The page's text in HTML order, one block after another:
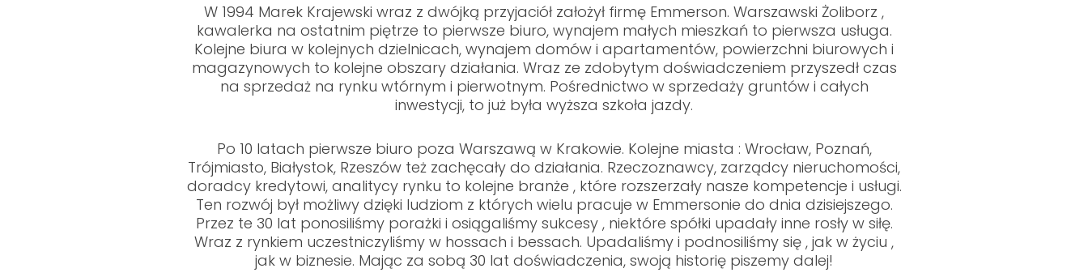
W 1994 Marek Krajewski wraz z dwójką przyjaciół założył firmę Emmerson. Warszawski Żoliborz ,
kawalerka na ostatnim piętrze to pierwsze biuro, wynajem małych mieszkań to pierwsza usługa.
Kolejne biura w kolejnych dzielnicach, wynajem domów i apartamentów, powierzchni biurowych i
magazynowych to kolejne obszary działania. Wraz ze zdobytym doświadczeniem przyszedł czas
na sprzedaż na rynku wtórnym i pierwotnym. Pośrednictwo w sprzedaży gruntów i całych
inwestycji, to już była wyższa szkoła jazdy.
Po 10 latach pierwsze biuro poza Warszawą w Krakowie. Kolejne miasta : Wrocław, Poznań,
Trójmiasto, Białystok, Rzeszów też zachęcały do działania. Rzeczoznawcy, zarządcy nieruchomości,
doradcy kredytowi, analitycy rynku to kolejne branże , które rozszerzały nasze kompetencje i usługi.
Ten rozwój był możliwy dzięki ludziom z których wielu pracuje w Emmersonie do dnia dzisiejszego.
Przez te 30 lat ponosiliśmy porażki i osiągaliśmy sukcesy , niektóre spółki upadały inne rosły w siłę.
Wraz z rynkiem uczestniczyliśmy w hossach i bessach. Upadaliśmy i podnosiliśmy się , jak w życiu ,
jak w biznesie. Mając za sobą 30 lat doświadczenia, swoją historię piszemy dalej!